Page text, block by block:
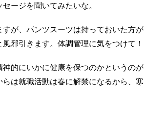
ージを聞いてみたいな。
が、パンツスーツは持っておいた方が
邪引きます。体調管理に気をつけて！
的にいかに健康を保つのかというのが
は就職活動は春に解禁になるから、寒